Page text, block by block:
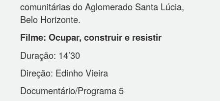
comunitárias do Aglomerado Santa Lúcia,
Belo Horizonte.
Filme: Ocupar, construir e resistir
Duração: 14’30
Direção: Edinho Vieira
Documentário/Programa 5